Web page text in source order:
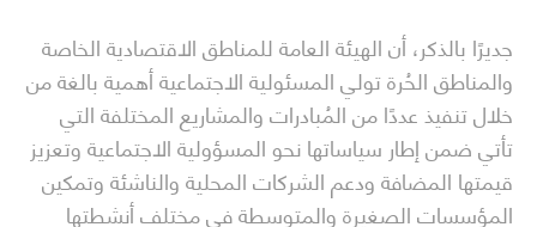
جديرًا بالذكر، أن الهيئة العامة للمناطق الاقتصادية الخاصة
والمناطق الحُرة تولي المسئولية الاجتماعية أهمية بالغة من
خلال تنفيذ عددًا من المُبادرات والمشاريع المختلفة التي
تأتي ضمن إطار سياساتها نحو المسؤولية الاجتماعية وتعزيز
قيمتها المضافة ودعم الشركات المحلية والناشئة وتمكين
المؤسسات الصغيرة والمتوسطة في مختلف أنشطتها